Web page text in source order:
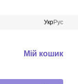
УкрРус
Мій кошик